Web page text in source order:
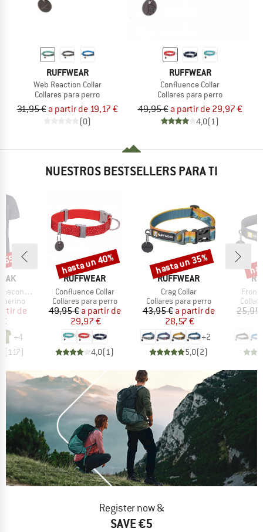
RUFFWEAR
Web Reaction Collar
Collares para perro
31,95 € a partir de 19,17 €
(0)
RUFFWEAR
Confluence Collar
Collares para perro
49,95 € a partir de 29,97 €
4,0(1)
NUESTROS BESTSELLERS PARA TI
II T-Shirt
reducido
de
+4
(117)
MARCA
RUFFWEAR
Artículo
Confluence Collar
Product group
Collares para perro
Precio
49,95 € Precio reducido
a partir de
29,97 €
4,0(1)
Descuento
hasta un 40%
MARCA
RUFFWEAR
Artículo
Crag Collar
Product group
Collares para perro
Precio
43,95 € Precio reducido
a partir de
28,57 €
+2
5,0(2)
Descuento
hasta un 35%
Front
25,95
Register now &
SAVE €5